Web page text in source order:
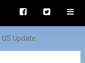
Update